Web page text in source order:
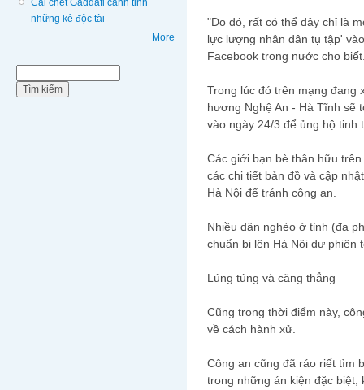
Cái chết Gaddafi cảnh tỉnh
những kẻ độc tài
More
"Do đó, rất có thể đây chỉ là
lực lượng nhân dân tụ tập'
Facebook trong nước cho
Trong lúc đó trên mạng đang
hương Nghệ An - Hà Tĩnh sẽ
vào ngày 24/3 để ủng hộ tinh
Các giới bạn bè thân hữu
các chi tiết bản đồ và cập
Hà Nội để tránh công an.
Nhiều dân nghèo ở tỉnh (đa
chuẩn bị lên Hà Nội dự phiên
Lúng túng và căng thẳng
Cũng trong thời điểm này,
về cách hành xử.
Công an cũng đã ráo riết tìm
trong những án kiện đặc biệt,